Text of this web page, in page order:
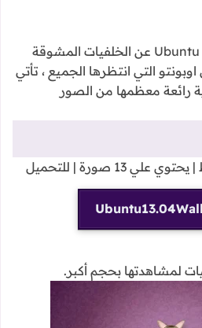
كشف اليوم مجتمع Ubuntu 13.04 عن الخلفيات المشوقة
اوبونتو التي انتظرها الجميع ، تأتي
من 13 خلفية رائعة معظمها من الصور
لمشاهدتها بحجم أكبر.